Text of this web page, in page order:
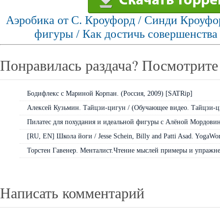
Аэробика от С. Кроуфорд / Синди
фигуры / Как достичь
Понравилась раздача?
Бодифлекс с Мариной Корпан. (Россия, 2009) [SATRip]
Алексей Кузьмин. Тайцзи-цигун / (Обучающее видео. Тайцзи-
Пилатес для похудания и идеальной фигуры с Алёной
[RU, EN] Школа йоги / Jesse Schein, Billy and Patti Asad.
Торстен Гавенер. Менталист.Чтение мыслей примеры и
Написать комментарий